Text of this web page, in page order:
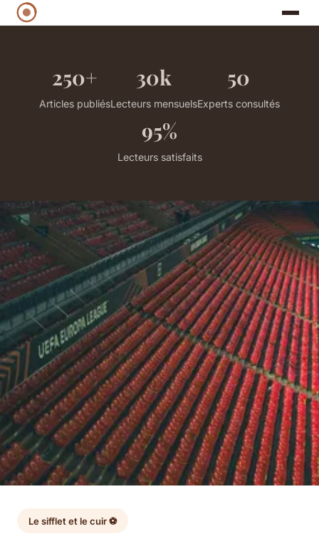
250+
Articles publiés
30k
Lecteurs mensuels
50
Experts consultés
95%
Lecteurs satisfaits
Le sifflet et le cuir ⚽